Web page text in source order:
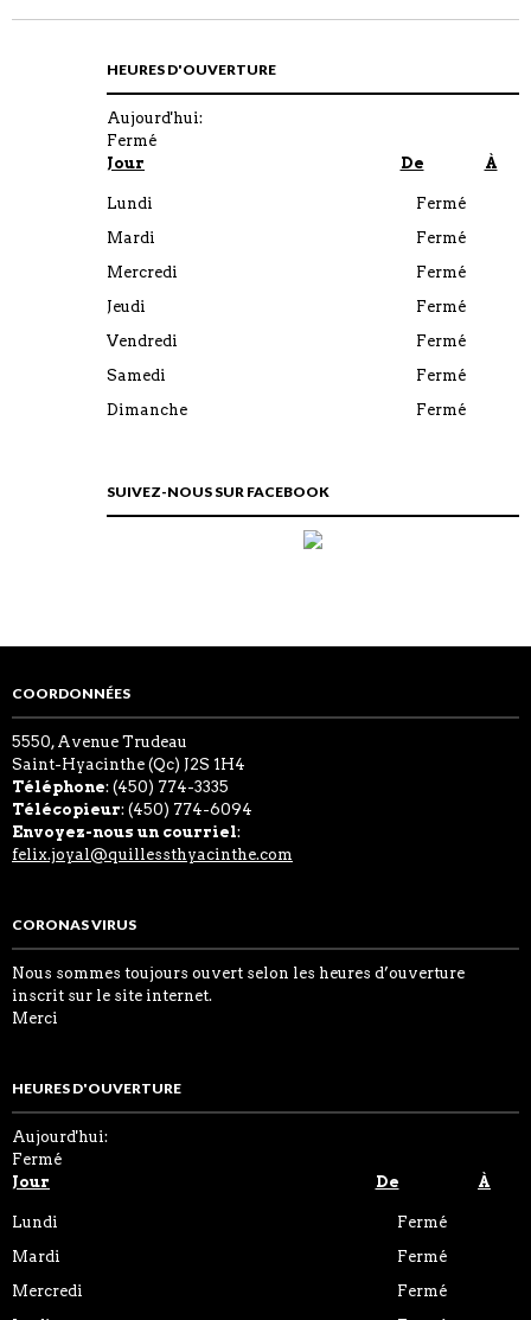
HEURES D'OUVERTURE
Aujourd'hui:
Fermé
Jour
De À
Lundi
Fermé
Mardi
Fermé
Mercredi
Fermé
Jeudi
Fermé
Vendredi
Fermé
Samedi
Fermé
Dimanche
Fermé
SUIVEZ-NOUS SUR FACEBOOK
COORDONNÉES
5550, Avenue Trudeau
Saint-Hyacinthe (Qc) J2S 1H4
Téléphone: (450) 774-3335
Télécopieur: (450) 774-6094
Envoyez-nous un courriel:
felix.joyal@quillessthyacinthe.com
CORONAS VIRUS
Nous sommes toujours ouvert selon les heures d’ouverture
inscrit sur le site internet.
Merci
HEURES D'OUVERTURE
Aujourd'hui:
Fermé
Jour
De À
Lundi
Fermé
Mardi
Fermé
Mercredi
Fermé